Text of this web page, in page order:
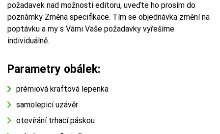
požadavek nad možnosti editoru, uveďte ho prosím do
poznámky Změna specifikace. Tím se objednávka změní na
poptávku a my s Vámi Vaše požadavky vyřešíme
individuálně.
Parametry obálek:
prémiová kraftová lepenka
samolepicí uzávěr
otevírání trhací páskou